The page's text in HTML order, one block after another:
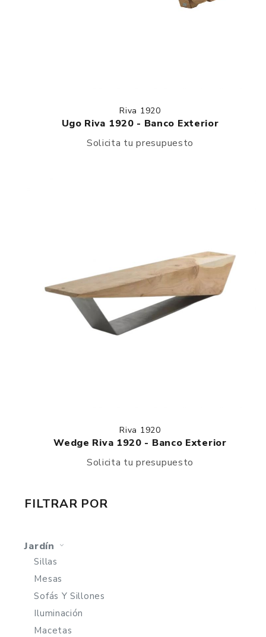
Riva 1920
Ugo Riva 1920 - Banco Exterior
Solicita tu presupuesto
Riva 1920
Wedge Riva 1920 - Banco Exterior
Solicita tu presupuesto
FILTRAR POR
Jardín
Sillas
Mesas
Sofás Y Sillones
Iluminación
Macetas